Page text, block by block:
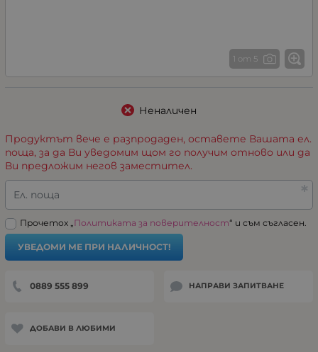
1 от 5
Неналичен
Продуктът вече е разпродаден, оставете Вашата ел.
поща, за да Ви уведомим щом го получим отново или да
Ви предложим негов заместител.
Ел. поща
Прочетох „ Политиката за поверителност“ и съм съгласен.
УВЕДОМИ МЕ ПРИ НАЛИЧНОСТ!
0889 555 899 НАПРАВИ ЗАПИТВАНЕ
ДОБАВИ В ЛЮБИМИ